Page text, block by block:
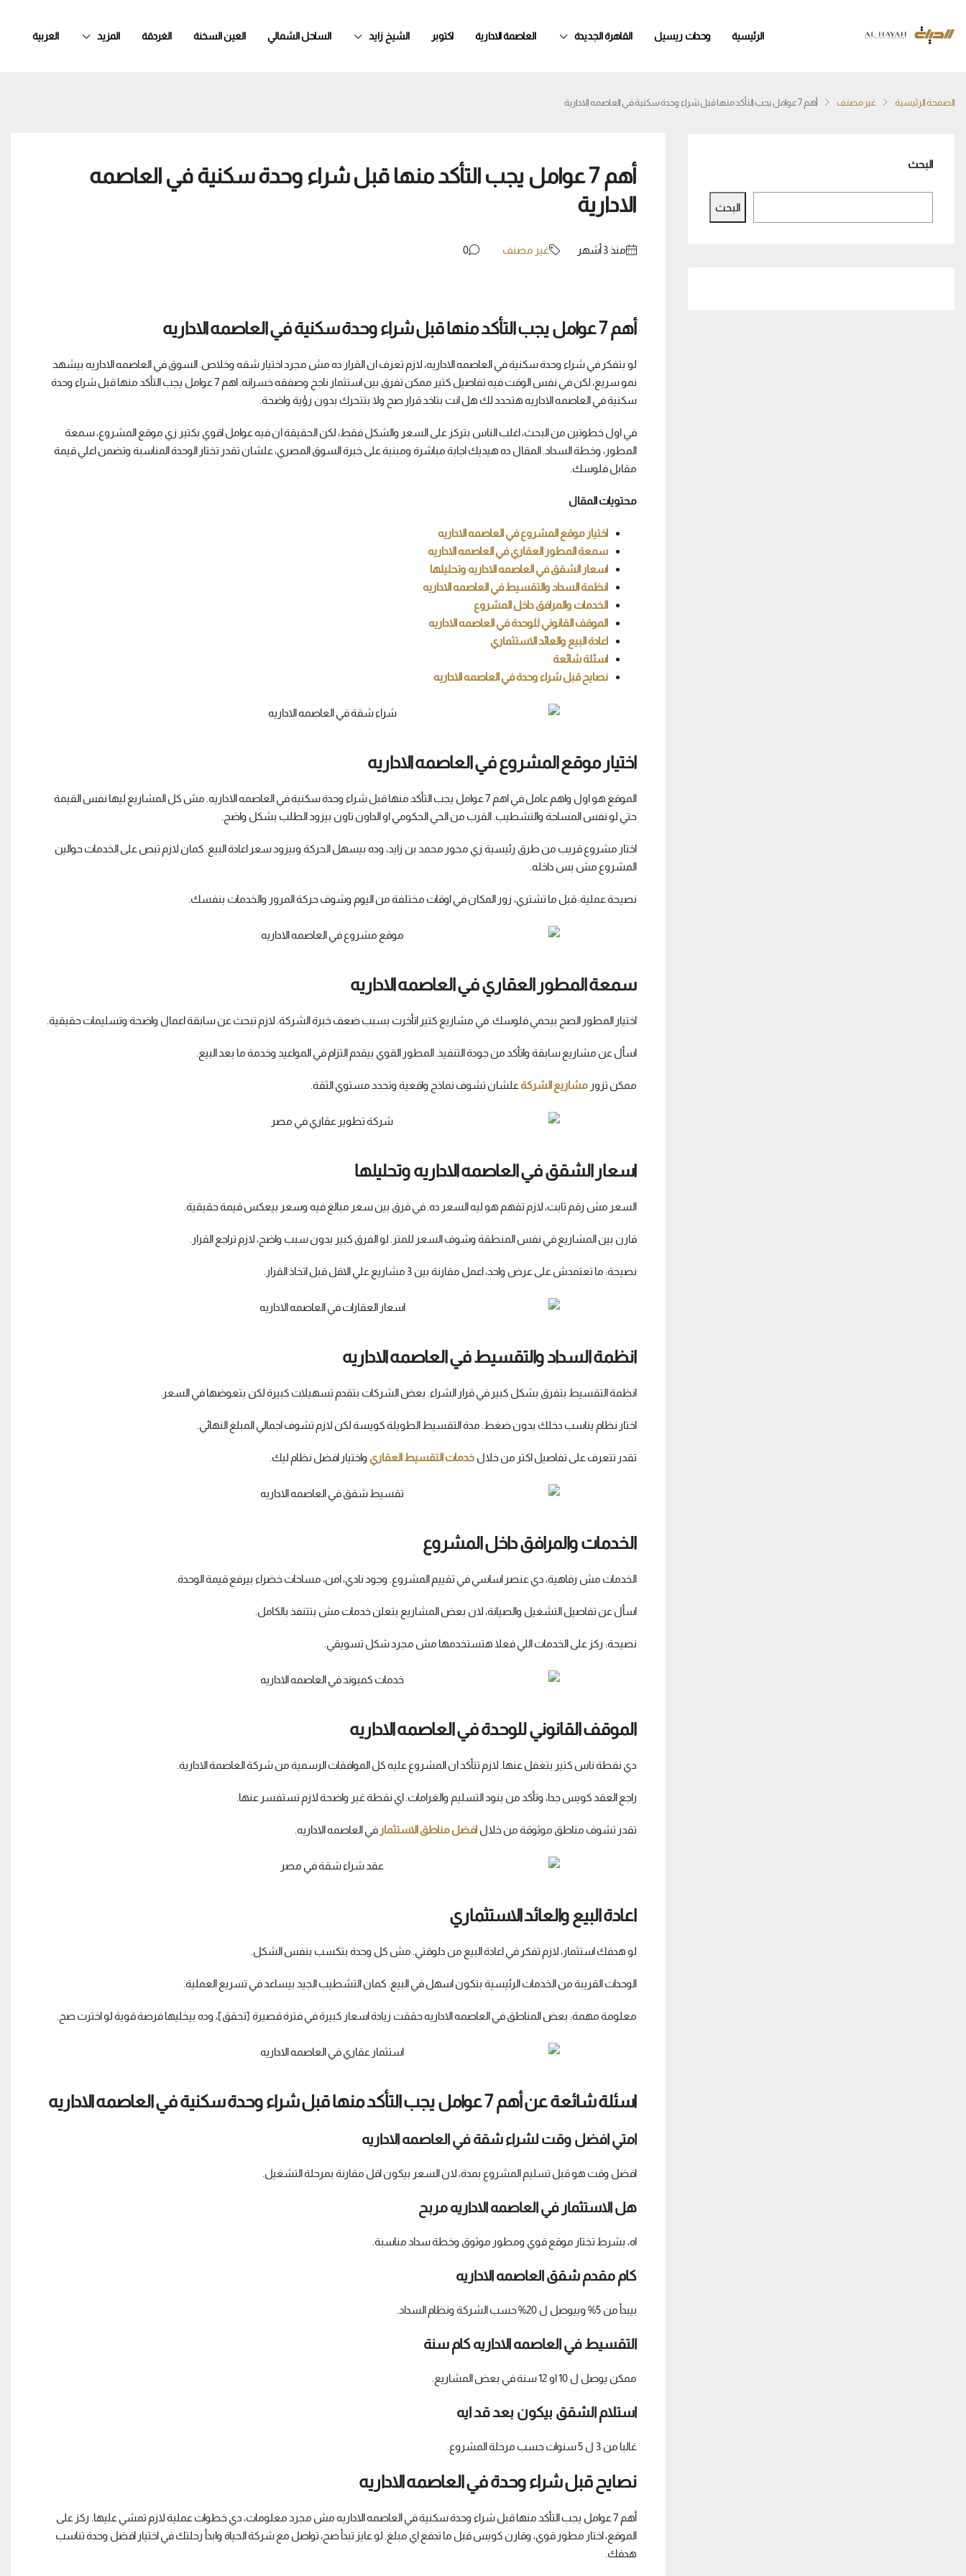
الرئيسية وحدات ريسيل القاهرة الجديدة العاصمة الادارية اكتوبر الشيخ زايد الساحل الشمالي العين السخنة الغردقة المزيد العربية
الصفحة الرئيسية غير مصنف أهم 7 عوامل يجب التأكد منها قبل شراء وحدة سكنية في العاصمه الادارية
أهم 7 عوامل يجب التأكد منها قبل شراء وحدة سكنية في العاصمه
الادارية
منذ ‏3 أشهر غير مصنف 0
أهم 7 عوامل يجب التأكد منها قبل شراء وحدة سكنية في العاصمه الاداريه
لو بتفكر في شراء وحدة سكنية في العاصمه الاداريه، لازم تعرف ان القرار ده مش مجرد اختيار شقه وخلاص. السوق في العاصمه الاداريه بيشهد
نمو سريع، لكن في نفس الوقت فيه تفاصيل كتير ممكن تفرق بين استثمار ناجح وصفقه خسرانه. اهم 7 عوامل يجب التأكد منها قبل شراء وحدة
سكنية في العاصمه الاداريه هتحدد لك هل انت بتاخد قرار صح ولا بتتحرك بدون رؤية واضحة.
في اول خطوتين من البحث، اغلب الناس بتركز على السعر والشكل فقط، لكن الحقيقة ان فيه عوامل اقوي بكتير زي موقع المشروع، سمعة
المطور، وخطة السداد. المقال ده هيديك اجابة مباشرة ومبنية على خبرة السوق المصري، علشان تقدر تختار الوحدة المناسبة وتضمن اعلي قيمة
مقابل فلوسك.
محتويات المقال
اختيار موقع المشروع في العاصمه الاداريه
سمعة المطور العقاري في العاصمه الاداريه
اسعار الشقق في العاصمه الاداريه وتحليلها
انظمة السداد والتقسيط في العاصمه الاداريه
الخدمات والمرافق داخل المشروع
الموقف القانوني للوحدة في العاصمه الاداريه
اعادة البيع والعائد الاستثماري
اسئلة شائعة
نصايح قبل شراء وحدة في العاصمه الاداريه
اختيار موقع المشروع في العاصمه الاداريه
الموقع هو اول واهم عامل في اهم 7 عوامل يجب التأكد منها قبل شراء وحدة سكنية في العاصمه الاداريه. مش كل المشاريع ليها نفس القيمة
حتي لو نفس المساحة والتشطيب. القرب من الحي الحكومي او الداون تاون بيزود الطلب بشكل واضح.
اختار مشروع قريب من طرق رئيسية زي محور محمد بن زايد، وده بيسهل الحركة وبيزود سعر اعادة البيع. كمان لازم تبص على الخدمات حوالين
المشروع مش بس داخله.
نصيحة عملية: قبل ما تشتري، زور المكان في اوقات مختلفة من اليوم وشوف حركة المرور والخدمات بنفسك.
سمعة المطور العقاري في العاصمه الاداريه
اختيار المطور الصح بيحمي فلوسك. في مشاريع كتير اتأخرت بسبب ضعف خبرة الشركة. لازم تبحث عن سابقة اعمال واضحة وتسليمات حقيقية.
اسأل عن مشاريع سابقة واتأكد من جودة التنفيذ. المطور القوي بيقدم التزام في المواعيد وخدمة ما بعد البيع.
ممكن تزورمشاريع الشركةعلشان تشوف نماذج واقعية وتحدد مستوي الثقة.
اسعار الشقق في العاصمه الاداريه وتحليلها
السعر مش رقم ثابت، لازم تفهم هو ليه السعر ده. في فرق بين سعر مبالغ فيه وسعر بيعكس قيمة حقيقية.
قارن بين المشاريع في نفس المنطقة وشوف السعر للمتر. لو الفرق كبير بدون سبب واضح، لازم تراجع القرار.
نصيحة: ما تعتمدش على عرض واحد، اعمل مقارنة بين 3 مشاريع علي الاقل قبل اتخاذ القرار.
انظمة السداد والتقسيط في العاصمه الاداريه
انظمة التقسيط بتفرق بشكل كبير في قرار الشراء. بعض الشركات بتقدم تسهيلات كبيرة لكن بتعوضها في السعر.
اختار نظام يناسب دخلك بدون ضغط. مدة التقسيط الطويلة كويسة لكن لازم تشوف اجمالي المبلغ النهائي.
تقدر تتعرف على تفاصيل اكتر من خلالخدمات التقسيط العقاري واختيار افضل نظام ليك.
الخدمات والمرافق داخل المشروع
الخدمات مش رفاهية، دي عنصر اساسي في تقييم المشروع. وجود نادي، امن، مساحات خضراء بيرفع قيمة الوحدة.
اسأل عن تفاصيل التشغيل والصيانة، لان بعض المشاريع بتعلن خدمات مش بتتنفذ بالكامل.
نصيحة: ركز على الخدمات اللي فعلا هتستخدمها مش مجرد شكل تسويقي.
الموقف القانوني للوحدة في العاصمه الاداريه
دي نقطة ناس كتير بتغفل عنها. لازم تتأكد ان المشروع عليه كل الموافقات الرسمية من شركة العاصمة الادارية.
راجع العقد كويس جدا، وتأكد من بنود التسليم والغرامات. اي نقطة غير واضحة لازم تستفسر عنها.
تقدر تشوف مناطق موثوقة من خلالافضل مناطق الاستثمار في العاصمه الاداريه.
اعادة البيع والعائد الاستثماري
لو هدفك استثمار، لازم تفكر في اعادة البيع من دلوقتي. مش كل وحدة بتكسب بنفس الشكل.
الوحدات القريبة من الخدمات الرئيسية بتكون اسهل في البيع. كمان التشطيب الجيد بيساعد في تسريع العملية.
معلومة مهمة: بعض المناطق في العاصمه الاداريه حققت زيادة اسعار كبيرة في فترة قصيرة [تحقق]، وده بيخليها فرصة قوية لو اخترت صح.
اسئلة شائعة عن أهم 7 عوامل يجب التأكد منها قبل شراء وحدة سكنية في العاصمه الاداريه
امتي افضل وقت لشراء شقة في العاصمه الاداريه
افضل وقت هو قبل تسليم المشروع بمدة، لان السعر بيكون اقل مقارنة بمرحلة التشغيل.
هل الاستثمار في العاصمه الاداريه مربح
اه، بشرط تختار موقع قوي ومطور موثوق وخطة سداد مناسبة.
كام مقدم شقق العاصمه الاداريه
بيبدأ من 5% وبيوصل ل 20% حسب الشركة ونظام السداد.
التقسيط في العاصمه الاداريه كام سنة
ممكن يوصل ل 10 او 12 سنة في بعض المشاريع.
استلام الشقق بيكون بعد قد ايه
غالبا من 3 ل 5 سنوات حسب مرحلة المشروع.
نصايح قبل شراء وحدة في العاصمه الاداريه
أهم 7 عوامل يجب التأكد منها قبل شراء وحدة سكنية في العاصمه الاداريه مش مجرد معلومات، دي خطوات عملية لازم تمشي عليها. ركز على
الموقع، اختار مطور قوي، وقارن كويس قبل ما تدفع اي مبلغ. لو عايز تبدأ صح، تواصل مع شركة الحياة وابدأ رحلتك في اختيار افضل وحدة تناسب
هدفك.
البحث
البحث